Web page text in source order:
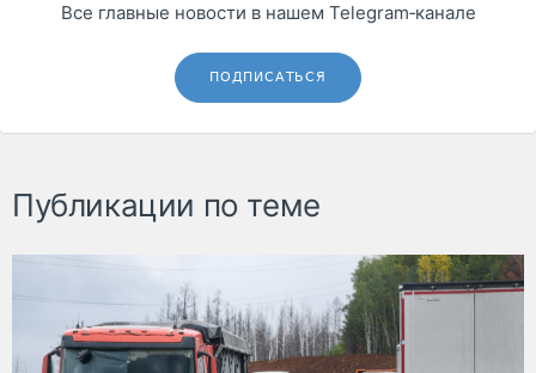
Все главные новости в нашем Telegram‑канале
ПОДПИСАТЬСЯ
Публикации по теме